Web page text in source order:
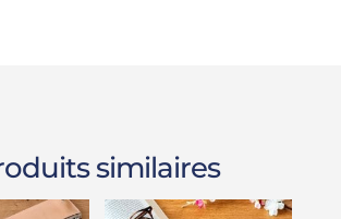
similaires